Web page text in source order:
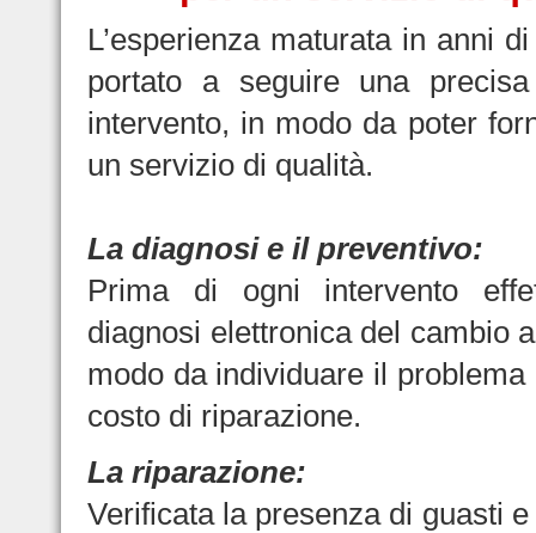
L’esperienza maturata in anni
portato a seguire una
intervento, in modo da poter
un servizio di qualità.
La diagnosi e il preventivo:
Prima di ogni intervento
diagnosi elettronica del cambio
modo da individuare il
costo di riparazione.
La riparazione:
Verificata la presenza di guasti